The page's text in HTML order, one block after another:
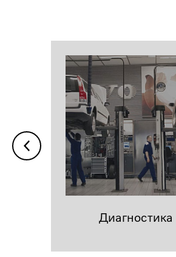
Диагностика